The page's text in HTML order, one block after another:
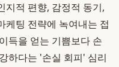
지적 편향, 감정적 동기,
케팅 전략에 녹여내는 접
득을 얻는 기쁨보다 손
하다는 '손실 회피' 심리